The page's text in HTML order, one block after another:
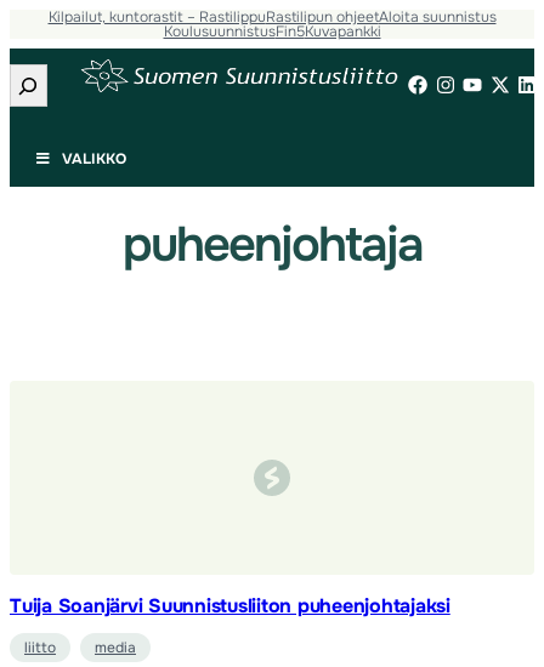
Siirry
sisältöön
Kilpailut, kuntorastit – RastilippuRastilipun ohjeetAloita suunnistus
KoulusuunnistusFin5Kuvapankki
Etsi
VALIKKO
puheenjohtaja
Tuija Soanjärvi Suunnistusliiton puheenjohtajaksi
liitto
media